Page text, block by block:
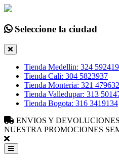
Seleccione la ciudad
Tienda Medellin: 324
Tienda Cali: 304 5823937
Tienda Monteria: 321
Tienda Valledupar: 313
Tienda Bogota: 316 3419134
ENVIOS Y
NUESTRA PROMOCIONES